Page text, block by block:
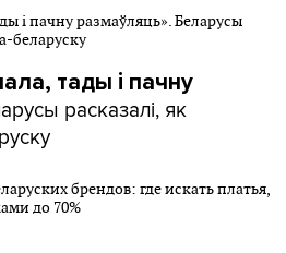
тады і пачну
расказалі, як